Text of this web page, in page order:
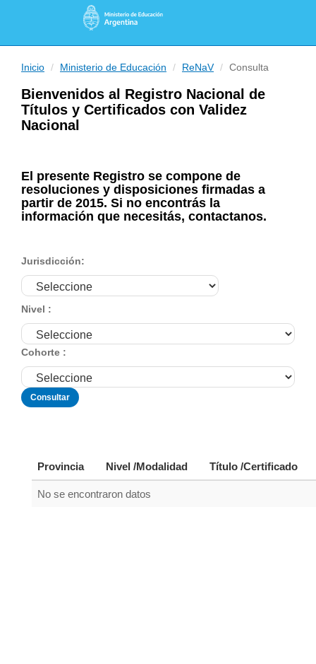
Inicio Ministerio de Educación ReNaV Consulta
Bienvenidos al Registro Nacional de
Títulos y Certificados con Validez
Nacional
El presente Registro se compone de
resoluciones y disposiciones firmadas a
partir de 2015. Si no encontrás la
información que necesitás, contactanos.
Jurisdicción:
Nivel :
Cohorte :
Provincia Nivel /Modalidad Título /Certificado
No se encontraron datos